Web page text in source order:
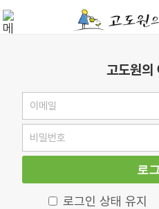
고도원의
로
로그인 상태 유지